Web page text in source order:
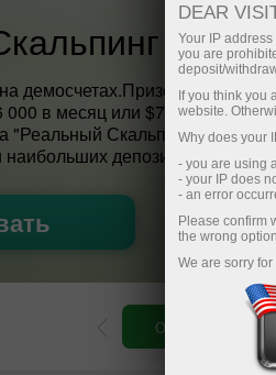
демосчетах.Призовой фонд
000 в месяц или $72 000 в год.
"Реальный Скальпинг
наибольших депозитов.
Открыть
DEAR
Your IP
you are
deposit/
If you think you
website.
Why does your
- you are using
- your IP does
- an error
Please confirm
the wrong
We are sorry